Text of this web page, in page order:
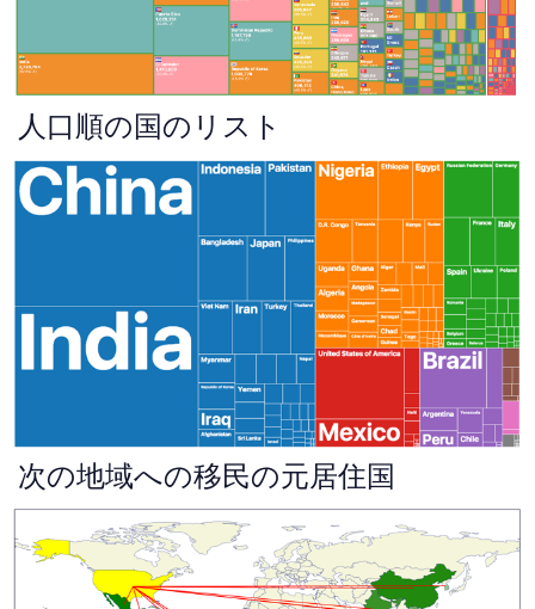
人口順の国のリスト
次の地域への移民の元居住国